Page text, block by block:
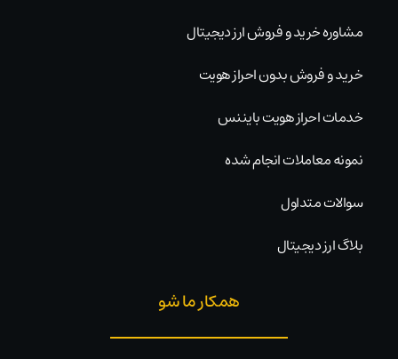
مشاوره خرید و فروش ارز دیجیتال
خرید و فروش بدون احراز هویت
خدمات احراز هویت بایننس
نمونه معاملات انجام شده
سوالات متداول
بلاگ ارز دیجیتال
همکار ما شو